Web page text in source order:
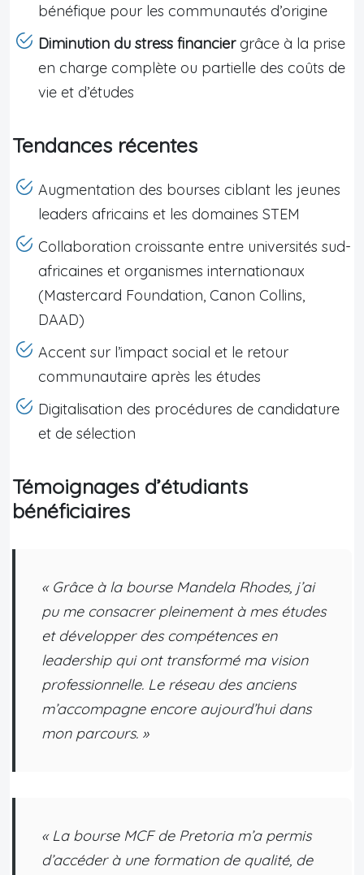
bénéfique pour les communautés d’origine
Diminution du stress financiergrâce à la prise
en charge complète ou partielle des coûts de
vie et d’études
Tendances récentes
Augmentation des bourses ciblant les jeunes
leaders africains et les domaines STEM
Collaboration croissante entre universités sud-
africaines et organismes internationaux
(Mastercard Foundation, Canon Collins,
DAAD)
Accent sur l’impact social et le retour
communautaire après les études
Digitalisation des procédures de candidature
et de sélection
Témoignages d’étudiants
bénéficiaires
« Grâce à la bourse Mandela Rhodes, j’ai
pu me consacrer pleinement à mes études
et développer des compétences en
leadership qui ont transformé ma vision
professionnelle. Le réseau des anciens
m’accompagne encore aujourd’hui dans
mon parcours. »
« La bourse MCF de Pretoria m’a permis
d’accéder à une formation de qualité, de